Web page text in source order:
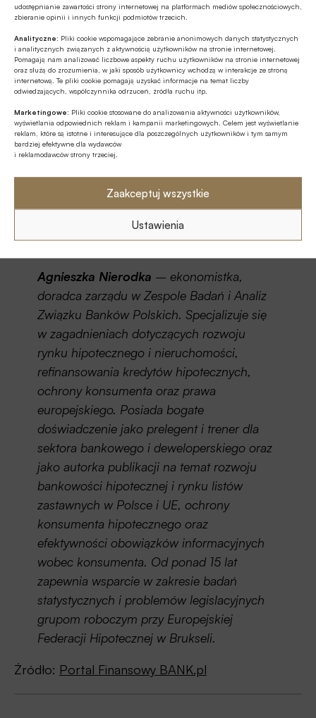
udostępnianie zawartości strony internetowej na platformach mediów społecznościowych,
zbieranie opinii i innych funkcji podmiotów trzecich.
Analityczne: Pliki cookie wspomagające zebranie anonimowych danych statystycznych
i analitycznych związanych z aktywnością użytkowników na stronie internetowej.
Pomagają nam analizować liczbowe aspekty ruchu użytkowników na stronie internetowej
oraz służą do zrozumienia, w jaki sposób użytkownicy wchodzą w interakcje ze stroną
internetową. Te pliki cookie pomagają uzyskać informacje na temat liczby
odwiedzających, współczynnika odrzuceń, źródła ruchu itp.
Marketingowe: Pliki cookie stosowane do analizowania aktywności użytkowników,
wyświetlania odpowiednich reklam i kampanii marketingowych. Celem jest wyświetlanie
reklam, które są istotne i interesujące dla poszczególnych użytkowników i tym samym
bardziej efektywne dla wydawców
i reklamodawców strony trzeciej.
Zaakceptuj wszystkie
Ustawienia
Agnieszka Nierodka – ekonomistka,
doradca zarządu w Zespole Badań i Analiz
Związku Banków Polskich. Specjalizuje się
w zagadnieniach dotyczących rozwoju
rynku hipotecznego i nieruchomości,
refinansowania kredytów hipotecznych,
ochrony konsumenta oraz prawa
europejskiego. Posiada bogate
doświadczenie jako prelegent i trener dla
sektora bankowego i deweloperskiego oraz
jako autorka publikacji na temat rozwoju
bankowości hipotecznej i rynku listów
zastawnych w Polsce i UE, ochrony
konsumenta hipotecznego oraz
efektywności obowiązków informacyjnych
wobec konsumenta. Od ponad 15 lat
zapewnia wsparcie w zakresie badań
statystycznych i problemów legislacyjnych
grupom roboczym przy Europejskiej
Federacji Hipotecznej w Brukseli.
Źródło: Portal Finansowy BANK.pl